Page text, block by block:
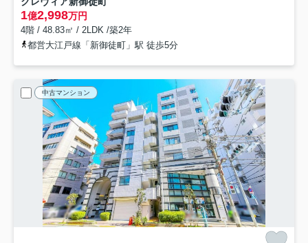
1億2,998万円
4階 / 48.83㎡ / 2LDK /築2年
都営大江戸線「新御徒町」駅 徒歩5分
中古マンション